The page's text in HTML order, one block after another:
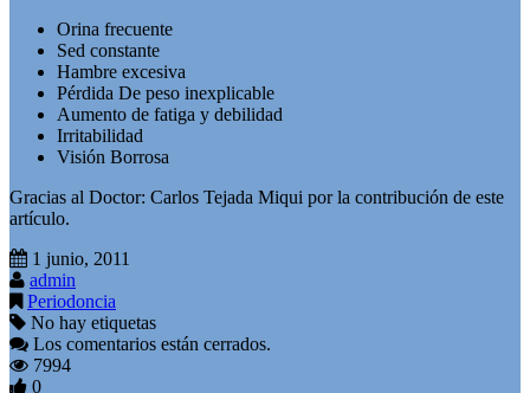
Orina frecuente
Sed constante
Hambre excesiva
Pérdida De peso inexplicable
Aumento de fatiga y debilidad
Irritabilidad
Visión Borrosa
Gracias al Doctor: Carlos Tejada Miqui por la contribución de este
artículo.
1 junio, 2011
admin
Periodoncia
No hay etiquetas
Los comentarios están cerrados.
7994
0